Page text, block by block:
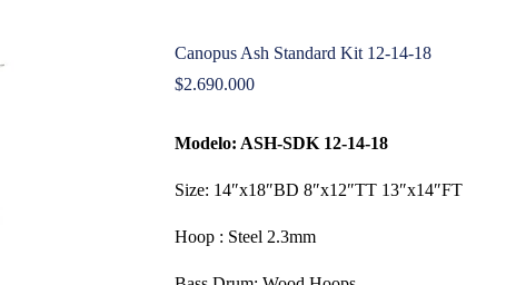
Canopus Ash Standard Kit 12-14-18
$2.690.000
Modelo: ASH-SDK 12-14-18
Size: 14″x18″BD 8″x12″TT 13″x14″FT
Hoop : Steel 2.3mm